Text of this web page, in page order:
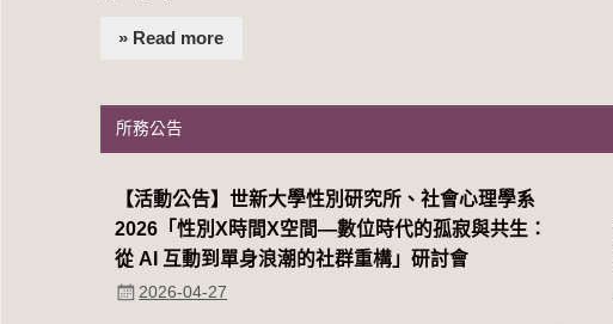
» Read more
所務公告
【活動公告】世新大學性別研究所、社會心理學系
2026「性別Χ時間Χ空間—數位時代的孤寂與共生：
從 AI 互動到單身浪潮的社群重構」研討會
2026-04-27